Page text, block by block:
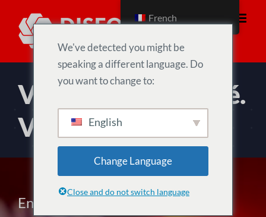
contenu
Votre communauté.
Vos règles.
En tant que propriétaire d'une
French
We've detected you might be
speaking a different language. Do
you want to change to:
English
Change Language
Close and do not switch language